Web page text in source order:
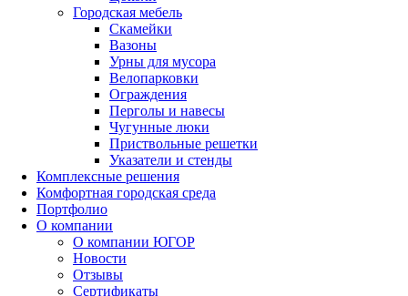
Городская мебель
Скамейки
Вазоны
Урны для мусора
Велопарковки
Ограждения
Перголы и навесы
Чугунные люки
Приствольные решетки
Указатели и стенды
Комплексные решения
Комфортная городская среда
Портфолио
О компании
О компании ЮГОР
Новости
Отзывы
Сертификаты